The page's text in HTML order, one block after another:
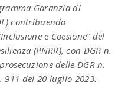
Garanzia di
contribuendo
e Coesione” del
(PNRR), con DGR n.
delle DGR n.
911 del 20 luglio 2023.